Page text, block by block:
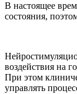
В настоящее
состояния,
воздействия на
При этом
управлять